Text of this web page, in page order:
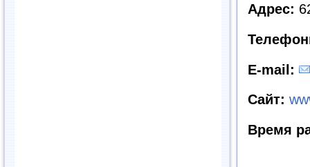
Адрес:
E-mail :
Сайт:
Время